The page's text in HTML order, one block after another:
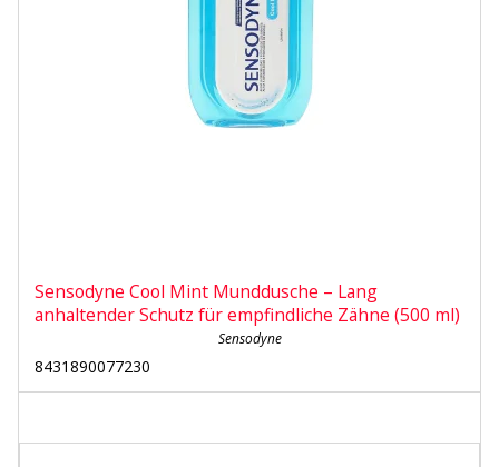
Sensodyne Cool Mint Munddusche – Lang
anhaltender Schutz für empfindliche Zähne (500 ml)
Sensodyne
8431890077230